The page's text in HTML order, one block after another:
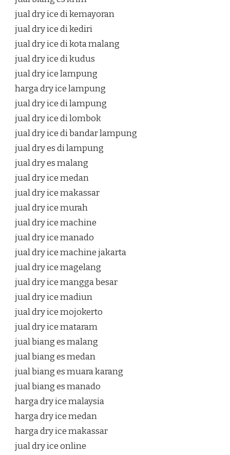
jual dry ice di kemayoran
jual dry ice di kediri
jual dry ice di kota malang
jual dry ice di kudus
jual dry ice lampung
harga dry ice lampung
jual dry ice di lampung
jual dry ice di lombok
jual dry ice di bandar lampung
jual dry es di lampung
jual dry es malang
jual dry ice medan
jual dry ice makassar
jual dry ice murah
jual dry ice machine
jual dry ice manado
jual dry ice machine jakarta
jual dry ice magelang
jual dry ice mangga besar
jual dry ice madiun
jual dry ice mojokerto
jual dry ice mataram
jual biang es malang
jual biang es medan
jual biang es muara karang
jual biang es manado
harga dry ice malaysia
harga dry ice medan
harga dry ice makassar
jual dry ice online